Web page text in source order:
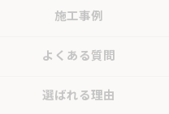
施工事例
よくある質問
選ばれる理由